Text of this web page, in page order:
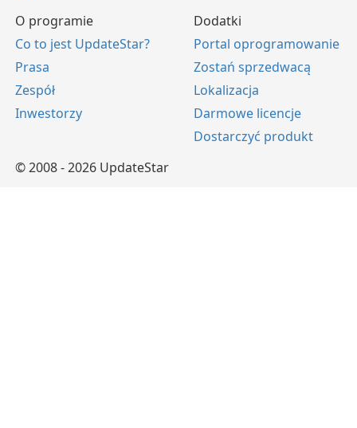
O programie
Co to jest UpdateStar?
Prasa
Zespół
Inwestorzy
Dodatki
Portal oprogramowanie
Zostań sprzedwacą
Lokalizacja
Darmowe licencje
Dostarczyć produkt
© 2008 - 2026 UpdateStar